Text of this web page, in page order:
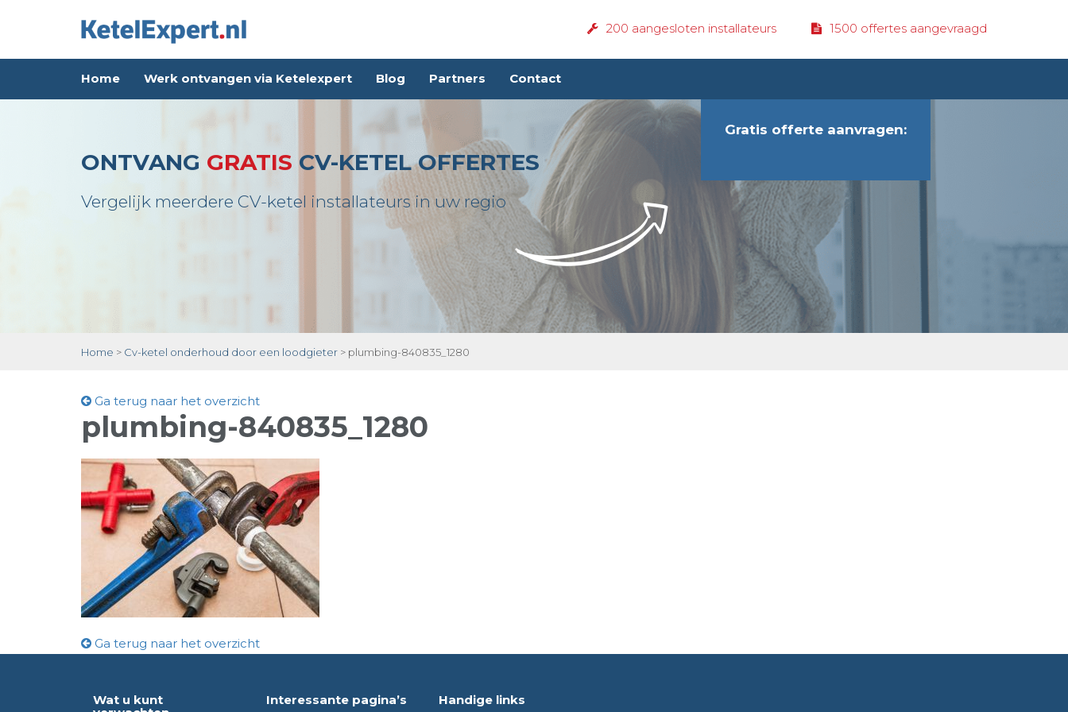
200 aangesloten installateurs 1500 offertes aangevraagd
Home Werk ontvangen via Ketelexpert Blog Partners Contact
ONTVANG GRATIS CV-KETEL OFFERTES
Vergelijk meerdere CV-ketel installateurs in uw regio
Gratis offerte aanvragen:
Home > Cv-ketel onderhoud door een loodgieter > plumbing-840835_1280
Ga terug naar het overzicht
plumbing-840835_1280
Ga terug naar het overzicht
Wat u kunt
Interessante pagina’s Handige links